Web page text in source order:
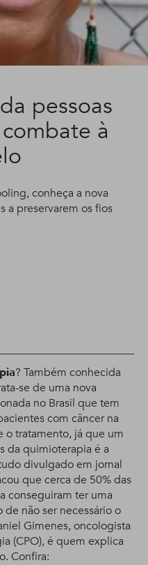
pessoas
à
conheça a nova
a preservarem os fios
? Também conhecida
se de uma nova
no Brasil que tem
com câncer na
o tratamento, já que um
da quimioterapia é a
divulgado em jornal
que cerca de 50% das
conseguiram ter uma
não ser necessário o
Gimenes, oncologista
(CPO), é quem explica
Confira: